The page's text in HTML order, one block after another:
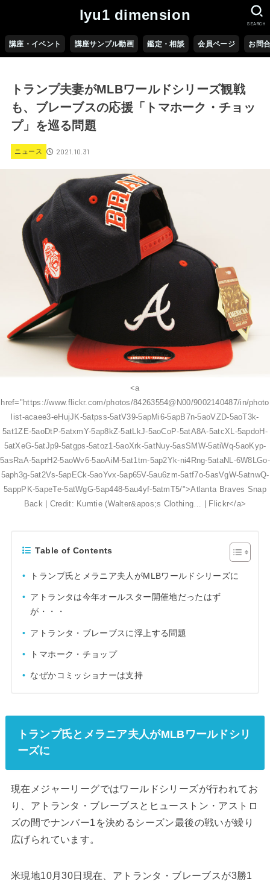
lyu1 dimension
講座・イベント 講座サンプル動画 鑑定・相談 会員ページ お問
SEARCH
トランプ夫妻がMLBワールドシリーズ観戦
も、ブレーブスの応援「トマホーク・チョッ
プ」を巡る問題
ニュース 2021.10.31
<a
href="https://www.flickr.com/photos/84263554@N00/9002140487/in/photo
list-acaee3-eHujJK-5atpss-5atV39-5apMi6-5apB7n-5aoVZD-5aoT3k-
5at1ZE-5aoDtP-5atxmY-5ap8kZ-5atLkJ-5aoCoP-5atA8A-5atcXL-5apdoH-
5atXeG-5atJp9-5atgps-5atoz1-5aoXrk-5atNuy-5asSMW-5atiWq-5aoKyp-
5asRaA-5aprH2-5aoWv6-5aoAiM-5at1tm-5ap2Yk-ni4Rng-5ataNL-6W8LGo-
5aph3g-5at2Vs-5apECk-5aoYvx-5ap65V-5au6zm-5atf7o-5asVgW-5atnwQ-
5appPK-5apeTe-5atWgG-5ap448-5au4yf-5atmT5/">Atlanta Braves Snap
Back | Credit: Kumtie (Walter&apos;s Clothing… | Flickr</a>
Table of Contents
トランプ氏とメラニア夫人がMLBワールドシリーズに
アトランタは今年オールスター開催地だったはず
が・・・
アトランタ・ブレーブスに浮上する問題
トマホーク・チョップ
なぜかコミッショナーは支持
トランプ氏とメラニア夫人がMLBワールドシリ
ーズに
現在メジャーリーグではワールドシリーズが行われてお
り、アトランタ・ブレーブスとヒューストン・アストロ
ズの間でナンバー1を決めるシーズン最後の戦いが繰り
広げられています。
米現地10月30日現在、アトランタ・ブレーブスが3勝1